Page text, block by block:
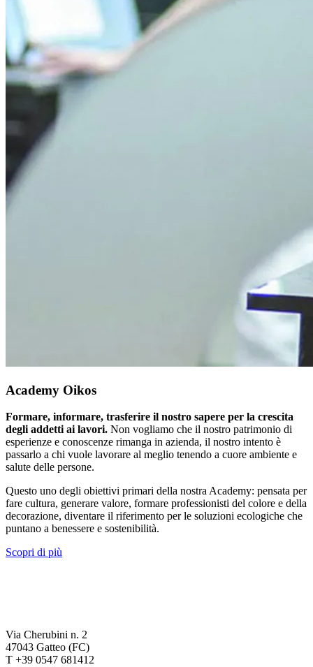
Academy Oikos
Formare, informare, trasferire il nostro sapere per la crescita
degli addetti ai lavori. Non vogliamo che il nostro patrimonio di
esperienze e conoscenze rimanga in azienda, il nostro intento è
passarlo a chi vuole lavorare al meglio tenendo a cuore ambiente e
salute delle persone.
Questo uno degli obiettivi primari della nostra Academy: pensata per
fare cultura, generare valore, formare professionisti del colore e della
decorazione, diventare il riferimento per le soluzioni ecologiche che
puntano a benessere e sostenibilità.
Scopri di più
Via Cherubini n. 2
47043 Gatteo (FC)
T +39 0547 681412